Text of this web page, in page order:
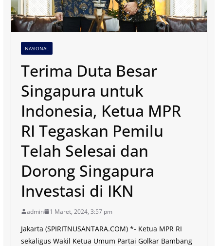
NASIONAL
Terima Duta Besar
Singapura untuk
Indonesia, Ketua MPR
RI Tegaskan Pemilu
Telah Selesai dan
Dorong Singapura
Investasi di IKN
admin 1 Maret, 2024, 3:57 pm
Jakarta (SPIRITNUSANTARA.COM) *- Ketua MPR RI
sekaligus Wakil Ketua Umum Partai Golkar Bambang